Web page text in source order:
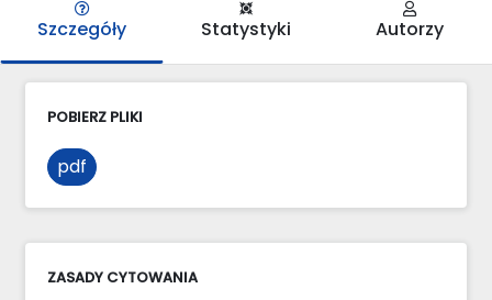
Szczegóły Statystyki Autorzy
POBIERZ PLIKI
pdf
ZASADY CYTOWANIA